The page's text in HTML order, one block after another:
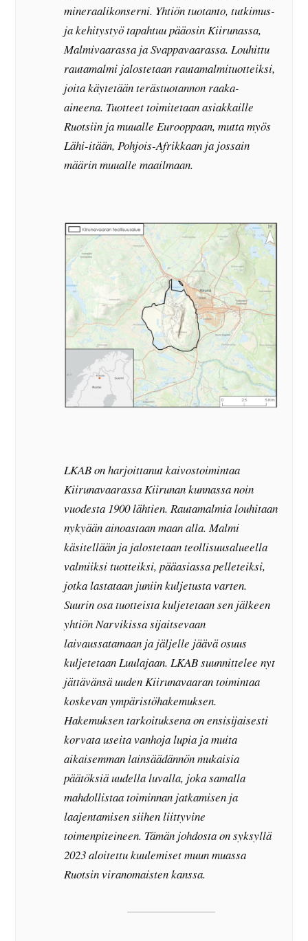
mineraalikonserni. Yhtiön tuotanto, tutkimus-
ja kehitystyö tapahtuu pääosin Kiirunassa,
Malmivaarassa ja Svappavaarassa. Louhittu
rautamalmi jalostetaan rautamalmituotteiksi,
joita käytetään terästuotannon raaka-
aineena. Tuotteet toimitetaan asiakkaille
Ruotsiin ja muualle Eurooppaan, mutta myös
Lähi-itään, Pohjois-Afrikkaan ja jossain
määrin muualle maailmaan.
LKAB on harjoittanut kaivostoimintaa
Kiirunavaarassa Kiirunan kunnassa noin
vuodesta 1900 lähtien. Rautamalmia louhitaan
nykyään ainoastaan maan alla. Malmi
käsitellään ja jalostetaan teollisuusalueella
valmiiksi tuotteiksi, pääasiassa pelleteiksi,
jotka lastataan juniin kuljetusta varten.
Suurin osa tuotteista kuljetetaan sen jälkeen
yhtiön Narvikissa sijaitsevaan
laivaussatamaan ja jäljelle jäävä osuus
kuljetetaan Luulajaan. LKAB suunnittelee nyt
jättävänsä uuden Kiirunavaaran toimintaa
koskevan ympäristöhakemuksen.
Hakemuksen tarkoituksena on ensisijaisesti
korvata useita vanhoja lupia ja muita
aikaisemman lainsäädännön mukaisia
päätöksiä uudella luvalla, joka samalla
mahdollistaa toiminnan jatkamisen ja
laajentamisen siihen liittyvine
toimenpiteineen. Tämän johdosta on syksyllä
2023 aloitettu kuulemiset muun muassa
Ruotsin viranomaisten kanssa.